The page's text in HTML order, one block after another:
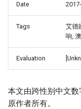
Date
Tags
艾德
响,
Evaluation
本文由跨性别中文
原作者所有。